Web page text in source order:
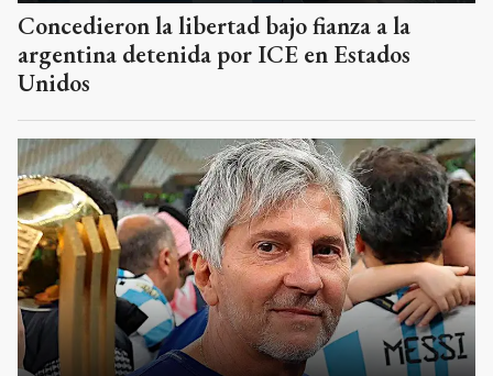
Concedieron la libertad bajo fianza a la
argentina detenida por ICE en Estados
Unidos